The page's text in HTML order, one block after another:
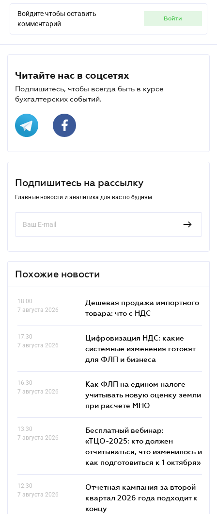
Войдите чтобы оставить
комментарий
войти
Читайте нас в соцсетях
Подпишитесь, чтобы всегда быть в курсе
бухгалтерских событий.
Подпишитесь на рассылку
Главные новости и аналитика для вас по будням
Похожие новости
18.00
7 августа 2026
Дешевая продажа импортного
товара: что c НДС
17.30
7 августа 2026
Цифровизация НДС: какие
системные изменения готовят
для ФЛП и бизнеса
16.30
7 августа 2026
Как ФЛП на едином налоге
учитывать новую оценку земли
при расчете МНО
13.30
7 августа 2026
Бесплатный вебинар:
«ТЦО-2025: кто должен
отчитываться, что изменилось и
как подготовиться к 1 октября»
12.30
7 августа 2026
Отчетная кампания за второй
квартал 2026 года подходит к
концу